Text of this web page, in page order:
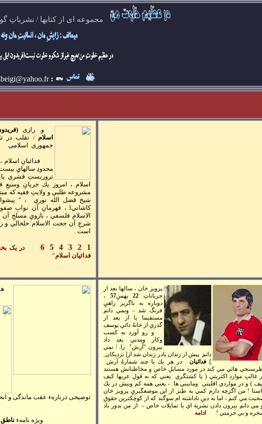
مجموعه ای از کتابها / نشرياتِ
:
و. رازی
اسلام / تقلب در
جمهوری اسلامی
فدائيانِ
محدودِ سالهايِ
تروريستِ قشري
اسلام ، امروز يك جريانِ وسيعِ
مشروعه طلبي و ولايتِ فقيه كه
شيخ قضل الله نوري ، "
كاشانيl ، قهرمانِ آن نوابِ
الاسلام فلسفي ، بازويِ مسلحِ
شرعِ آن حجت الاسلام خلخالي و
است .
1
2
3
4
5
6 در یک
فدائيان اسلام"
توضيحی دربارهء عقب ماندگی و
ويژه نامهء ناطق
پرويز خان ، سالها بعد از
جرياناتِ 22بهمنِ57 ،
دوباره به ناگزير راهيِ
فرنگ شد – ونمي دانم
مستقيما يا از بعد از
گذري ازخانهُ دائي يوسف
. و رو آورد به كسب
وكار ومدتي بعد داد
بيرون "آرش"را. / نمي
دانم پيش از زندان يادر زندان شد از [ نزديکان ِ
]فدائيان . در هر يك يا چند شمارهُ آرش
هائي مي كند در مورد مسايلِ خاص و مخاطبانش هستند
غالبِ موارد اكثريتي ( يا كشتگر ي يعني كه به قولِ عربها كيف
) و در مواردي اقليتيومابينيها - يعني همه كم وبيش در يك
! من اگرچه دارم كمي به طنز از اين موضعگيريِ پرويز خان
مي كنم ، اما به دينِ ناداشته ام سوگند كه از كوچكترين حقوقِ
مي دانم بيرون دادن نشريه اي با تمايلات خاص – از من بدور باد
و بي حرمتي !
ادامه